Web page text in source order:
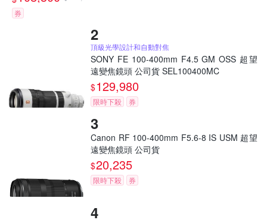
券
頂級光學設計和自動對焦
SONY FE 100-400mm F4.5 GM OSS 超望
遠變焦鏡頭 公司貨 SEL100400MC
$129,980
限時下殺 券
Canon RF 100-400mm F5.6-8 IS USM 超望
遠變焦鏡頭 公司貨
$20,235
限時下殺 券